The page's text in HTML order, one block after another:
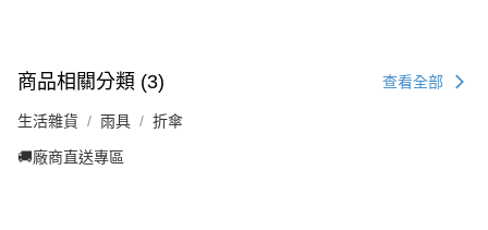
商品相關分類 (3) 查看全部
生活雜貨 雨具 折傘
🚚廠商直送專區